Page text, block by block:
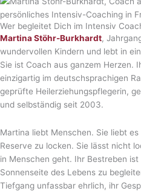
Wer begleitet Dich im Intensiv
Martina Stöhr-Burkhardt,
wundervollen Kindern und lebt in
Sie ist Coach aus ganzem Herzen.
einzigartig im deutschsprachigen
geprüfte Heilerziehungspflegerin,
und selbständig seit 2003.
Martina liebt Menschen. Sie liebt
Reserve zu locken. Sie lässt nicht
in Menschen geht. Ihr Bestreben
Sonnenseite des Lebens zu
Tiefgang unfassbar ehrlich, ihr